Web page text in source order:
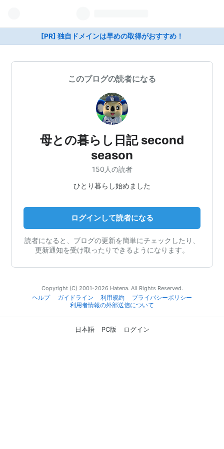
[PR] 独自ドメインは早めの取得がおすすめ！
このブログの読者になる
母との暮らし日記 second
season
150人の読者
ひとり暮らし始めました
ログインして読者になる
読者になると、ブログの更新を簡単にチェックしたり、
更新通知を受け取ったりできるようになります。
Copyright (C) 2001-2026 Hatena. All Rights Reserved.
ヘルプ
ガイドライン 利用規約
プライバシーポリシー
利用者情報の外部送信について
日本語 PC版 ログイン